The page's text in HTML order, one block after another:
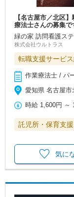
【名古屋市／北区
療法士さんの募集で
緑の家 訪問看護ス
株式会社ウルトラス
転職支援サービ
作業療法士 / パ
愛知県 名古屋
時給 1,600円 ～
託児所・保育支援
気に